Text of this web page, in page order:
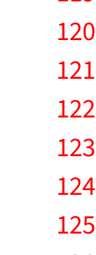
120
121
122
123
124
125